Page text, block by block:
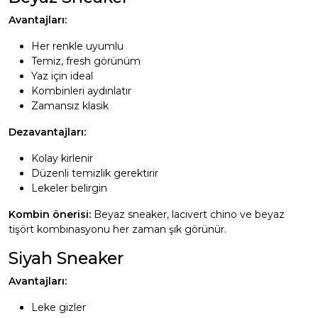
Avantajları:
Her renkle uyumlu
Temiz, fresh görünüm
Yaz için ideal
Kombinleri aydınlatır
Zamansız klasik
Dezavantajları:
Kolay kirlenir
Düzenli temizlik gerektirir
Lekeler belirgin
Kombin önerisi: Beyaz sneaker, lacivert chino ve beyaz
tişört kombinasyonu her zaman şık görünür.
Siyah Sneaker
Avantajları:
Leke gizler